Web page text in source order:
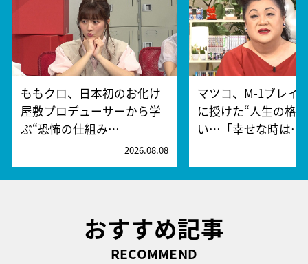
ももクロ、日本初のお化け
屋敷プロデューサーから学
ぶ“恐怖の仕組み…
2026.08.08
マツコ、M-1ブレイ
に授けた“人生の格
い…「幸せな時は…
おすすめ記事
RECOMMEND